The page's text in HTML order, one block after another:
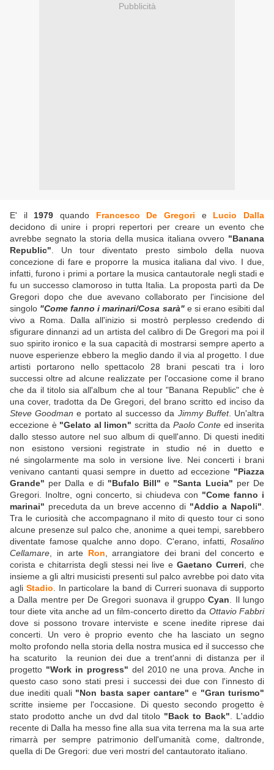
Pubblicità
E' il 1979 quando Francesco De Gregori e Lucio Dalla
decidono di unire i propri repertori per creare un evento che
avrebbe segnato la storia della musica italiana ovvero "Banana
Republic" . Un tour diventato presto simbolo della nuova
concezione di fare e proporre la musica italiana dal vivo. I due,
infatti, furono i primi a portare la musica cantautorale negli stadi e
fu un successo clamoroso in tutta Italia. La proposta partì da De
Gregori dopo che due avevano collaborato per l'incisione del
singolo "Come fanno i marinari/Cosa sarà"e si erano esibiti dal
vivo a Roma. Dalla all'inizio si mostrò perplesso credendo di
sfigurare dinnanzi ad un artista del calibro di De Gregori ma poi il
suo spirito ironico e la sua capacità di mostrarsi sempre aperto a
nuove esperienze ebbero la meglio dando il via al progetto. I due
artisti portarono nello spettacolo 28 brani pescati tra i loro
successi oltre ad alcune realizzate per l'occasione come il brano
che da il titolo sia all'album che al tour "Banana Republic" che è
una cover, tradotta da De Gregori, del brano scritto ed inciso da
Steve Goodman e portato al successo da Jimmy Buffet. Un'altra
eccezione è "Gelato al limon" scritta da Paolo Conte ed inserita
dallo stesso autore nel suo album di quell'anno. Di questi inediti
non esistono versioni registrate in studio né in duetto e
né singolarmente ma solo in versione live. Nei concerti i brani
venivano cantanti quasi sempre in duetto ad eccezione "Piazza
Grande" per Dalla e di "Bufalo Bill" e "Santa Lucia" per De
Gregori. Inoltre, ogni concerto, si chiudeva con "Come fanno i
marinai" preceduta da un breve accenno di "Addio a Napoli"
Tra le curiosità che accompagnano il mito di questo tour ci sono
alcune presenze sul palco che, anonime a quei tempi, sarebbero
diventate famose qualche anno dopo. C'erano, infatti, Rosalino
Cellamare , in arte Ron , arrangiatore dei brani del concerto e
corista e chitarrista degli stessi nei live eGaetano Curreri , che
insieme a gli altri musicisti presenti sul palco avrebbe poi dato vita
agli Stadio . In particolare la band di Curreri suonava di supporto
a Dalla mentre per De Gregori suonava il gruppoCyan . Il lungo
tour diete vita anche ad un film-concerto diretto da Ottavio Fabbri
dove si possono trovare interviste e scene inedite riprese dai
concerti. Un vero è proprio evento che ha lasciato un segno
molto profondo nella storia della nostra musica ed il successo che
ha scaturito la reunion dei due a trent'anni di distanza per il
progetto "Work in progress" del 2010 ne una prova. Anche in
questo caso sono stati presi i successi dei due con l'innesto di
due inediti quali "Non basta saper cantare" e "Gran turismo"
scritte insieme per l'occasione. Di questo secondo progetto è
stato prodotto anche un dvd dal titolo "Back to Back" . L'addio
recente di Dalla ha messo fine alla sua vita terrena ma la sua arte
rimarrà per sempre patrimonio dell'umanità come, daltronde,
quella di De Gregori: due veri mostri del cantautorato italiano.